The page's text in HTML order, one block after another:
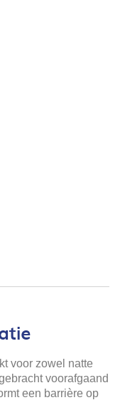
voor zowel natte
voorafgaand
een barrière op